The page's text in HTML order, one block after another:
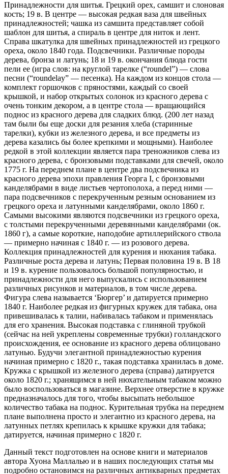
Принадлежности для шитья. Грецкий орех, самшит и слоновая
кость; 19 в. В центре — высокая редкая ваза для швейных
принадлежностей; чашка из самшита представляет собой
шаблон для шитья, а спираль в центре для ниток и лент.
Справа шкатулка для швейных принадлежностей из грецкого
ореха, около 1840 года. Подсвечники. Различные породы
дерева, бронза и латунь; 18 и 19 в. окончания блюда гости
пели ее (игра слов: на круглой тарелке (“roundel”) — слова
песни (“roundelay” — песенка). На каждом из концов стола —
комплект горшочков с пряностями, каждый со своей
крышкой, и набор открытых солонок из красного дерева с
очень тонким декором, а в центре стола — вращающийся
поднос из красного дерева для сладких блюд. (200 лет назад
там были бы еще доски для резания хлеба (старинные
тарелки), кубки из железного дерева, и все предметы из
дерева казались бы более крепкими и мощными). Наиболее
редкой в этой коллекции является пара треножников слева из
красного дерева, с бронзовыми подставками для свечей, около
1775 г. На переднем плане в центре два подсвечника из
красного дерева эпохи правления Георга I, с бронзовыми
канделябрами в виде листьев чертополоха, а перед ними —
пара подсвечников с перекрученным резным основанием из
грецкого ореха и латунными канделябрами, около 1860 г.
Самыми высокими являются подсвечники из грецкого ореха,
с толстыми перекрученными деревянными канделябрами (ок.
1860 г), а самые короткие, наподобие артиллерийского ствола
— примерно начиная с 1840 г. — из розового дерева.
Коллекция принадлежностей для курения и нюхания табака.
Различные роста дерева и латунь; Первая половина 19 в. В 18
и 19 в. курение пользовалось большой популярностью, и
принадлежности для него выпускались с использованием
различных рисунков и материалов, в том числе дерева.
Фигура слева называется ‘Бюргер’ и датируется примерно
1840 г. Наиболее редкая из фигурных кружек для табака, она
привешивалась к талии, набивалась табаком и применялась
для его хранения. Высокая подставка с глиняной трубкой
(сейчас на ней укреплены современные трубки) голландского
происхождения, ее основание из красного дерева облицовано
латунью. Будучи элегантной принадлежностью курения
начиная примерно с 1820 г., такая подставка хранилась в доме.
Кружка с крышкой из железного дерева (справа) датируется
около 1820 г.; хранящимся в ней нюхательным табаком можно
было воспользоваться в магазине. Верхнее отверстие в кружке
предназначалось для того, чтобы высыпать небольшое
количество табака на поднос. Курительная трубка на переднем
плане выполнена просто и элегантно из красного дерева, на
латунных петлях крепилась к крышке кружки для табака;
датируется, начиная примерно с 1820 г.
Данный текст подготовлен на основе книги и материалов
автора Хуона Маллалью и в наших последующих статья мы
подробно остановимся на различных антикварных предметах